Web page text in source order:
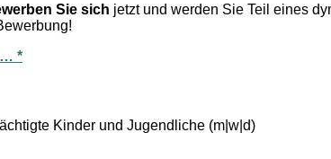
Sie sich jetzt und werden Sie Teil eines
… *
Kinder und Jugendliche (m|w|d)